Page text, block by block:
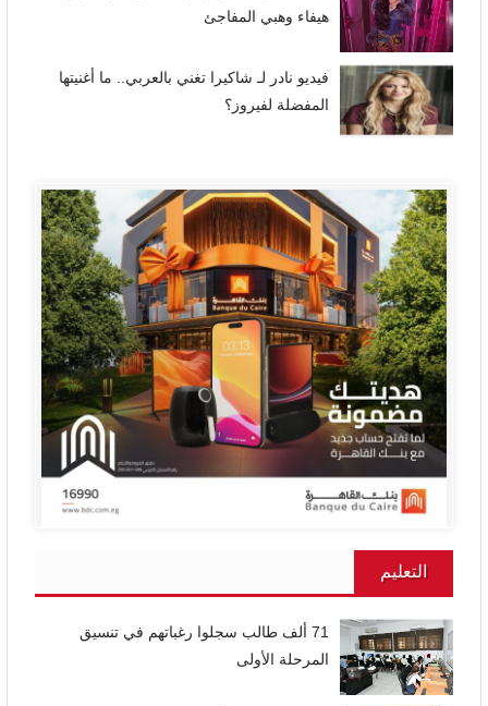
هيفاء وهبي المفاجئ
فيديو نادر لـ شاكيرا تغني بالعربي.. ما أغنيتها
المفضلة لفيروز؟
التعليم
71 ألف طالب سجلوا رغباتهم في تنسيق
المرحلة الأولى